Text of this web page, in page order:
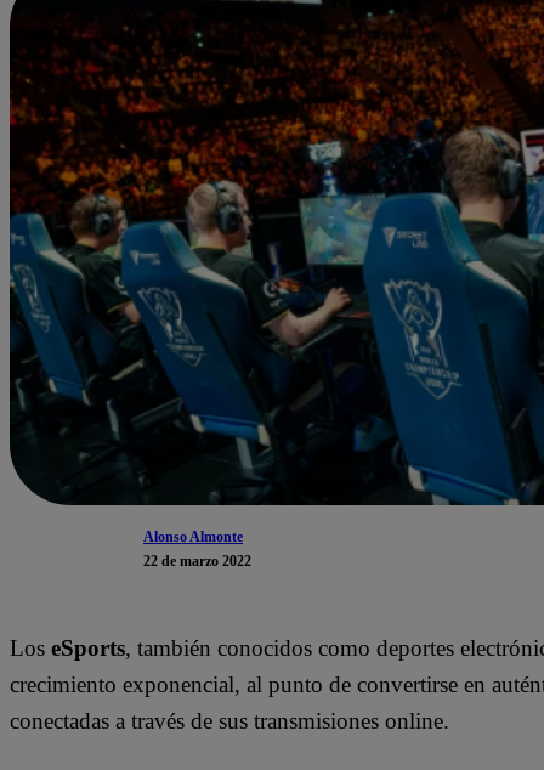
Alonso Almonte
22 de marzo 2022
Los eSports, también conocidos como deportes
crecimiento exponencial, al punto de convertirse en
conectadas a través de sus transmisiones online.